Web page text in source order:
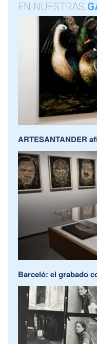
EN NUESTRAS
ARTESANTANDER
Barceló: el grabado